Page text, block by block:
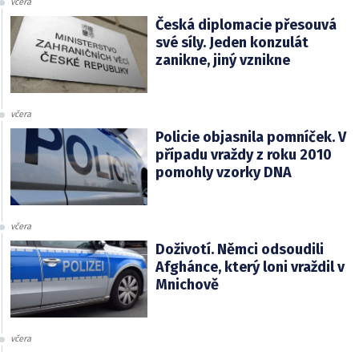
Česká diplomacie přesouvá
své síly. Jeden konzulát
zanikne, jiný vznikne
včera
Policie objasnila pomníček. V
případu vraždy z roku 2010
pomohly vzorky DNA
včera
Doživotí. Němci odsoudili
Afghánce, který loni vraždil v
Mnichově
včera